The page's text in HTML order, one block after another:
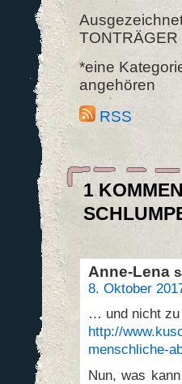
TONTRÄGER
*eine
angehören
RSS
1
Anne-Lena
8. Oktober
… und nicht zu
http://
menschliche-
Nun, was